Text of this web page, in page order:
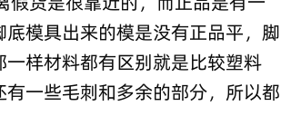
底模具出来的模是没有正品平，脚
一样材料都有区别就是比较塑料
有一些毛刺和多余的部分，所以都